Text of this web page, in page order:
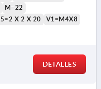
M=22
X 2 X 20
V1=M4X8
DETALLES